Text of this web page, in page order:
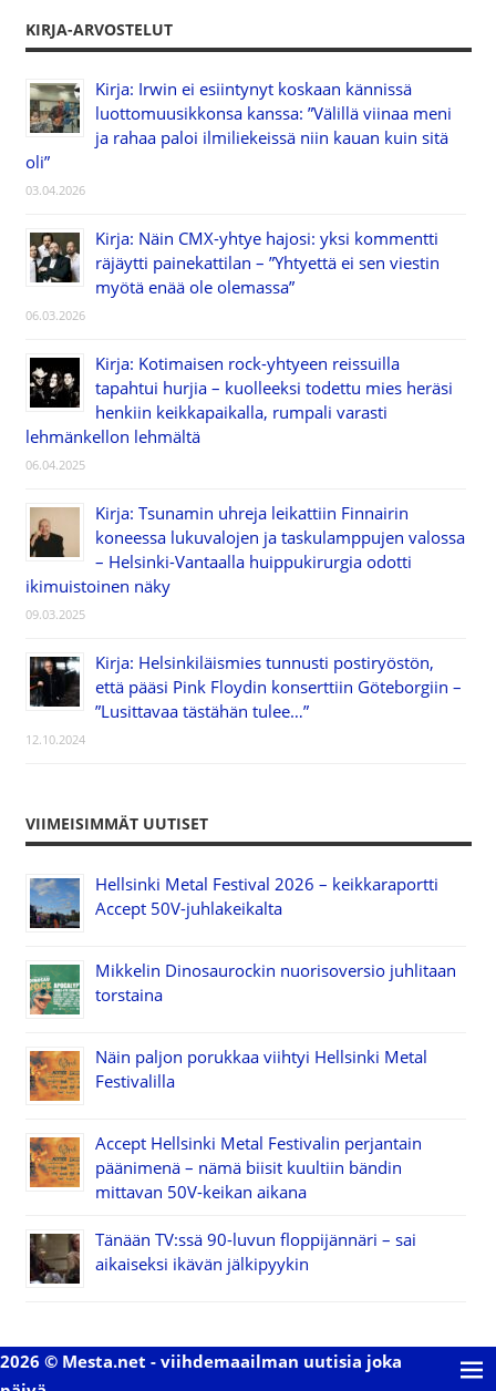
KIRJA-ARVOSTELUT
Kirja: Irwin ei esiintynyt koskaan kännissä
luottomuusikkonsa kanssa: ”Välillä viinaa meni
ja rahaa paloi ilmiliekeissä niin kauan kuin sitä
oli”
03.04.2026
Kirja: Näin CMX-yhtye hajosi: yksi kommentti
räjäytti painekattilan – ”Yhtyettä ei sen viestin
myötä enää ole olemassa”
06.03.2026
Kirja: Kotimaisen rock-yhtyeen reissuilla
tapahtui hurjia – kuolleeksi todettu mies heräsi
henkiin keikkapaikalla, rumpali varasti
lehmänkellon lehmältä
06.04.2025
Kirja: Tsunamin uhreja leikattiin Finnairin
koneessa lukuvalojen ja taskulamppujen valossa
– Helsinki-Vantaalla huippukirurgia odotti
ikimuistoinen näky
09.03.2025
Kirja: Helsinkiläismies tunnusti postiryöstön,
että pääsi Pink Floydin konserttiin Göteborgiin –
”Lusittavaa tästähän tulee…”
12.10.2024
VIIMEISIMMÄT UUTISET
Hellsinki Metal Festival 2026 – keikkaraportti
Accept 50V-juhlakeikalta
Mikkelin Dinosaurockin nuorisoversio juhlitaan
torstaina
Näin paljon porukkaa viihtyi Hellsinki Metal
Festivalilla
Accept Hellsinki Metal Festivalin perjantain
päänimenä – nämä biisit kuultiin bändin
mittavan 50V-keikan aikana
Tänään TV:ssä 90-luvun floppijännäri – sai
aikaiseksi ikävän jälkipyykin
2026 © Mesta.net - viihdemaailman uutisia joka